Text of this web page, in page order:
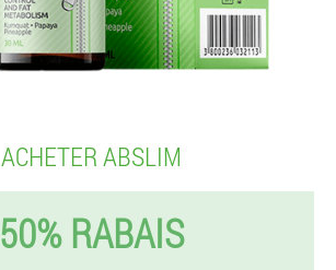
ACHETER ABSLIM
50% RABAIS